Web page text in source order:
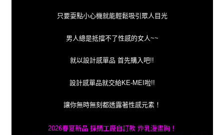
只要耍點小心機就能輕鬆吸引眾人目光
男人總是抵擋不了性感的女人~~
就以設計感單品 首先購入吧!!
設計感單品就交給KE-MEI啦!!
讓你無時無刻都透露著性感元素！
2026春夏新品 採購工廠自訂款 炸乳漫畫胸！